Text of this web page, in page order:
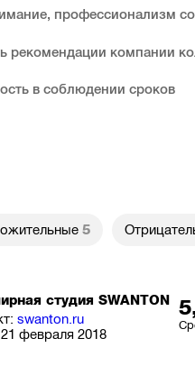
профессионализм
рекомендации компании
в соблюдении сроков
5
студия SWANTON
swanton.ru
21 февраля 2018